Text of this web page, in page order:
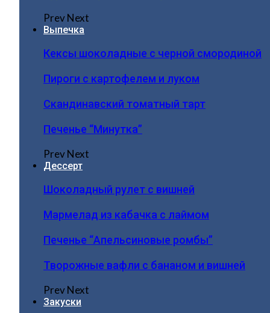
PrevNext
Выпечка
Кексы шоколадные с черной смородиной
Пироги c картофелем и луком
Скандинавский томатный тарт
Печенье “Минутка”
PrevNext
Дессерт
Шоколадный рулет с вишней
Мармелад из кабачка с лаймом
Печенье “Апельсиновые ромбы”
Творожные вафли с бананом и вишней
PrevNext
Закуски